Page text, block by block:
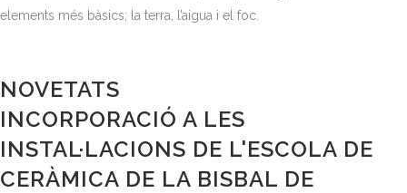
elements més bàsics; la terra, l’aigua i el foc.
NOVETATS
INCORPORACIÓ A LES
INSTAL·LACIONS DE L'ESCOLA DE
CERÀMICA DE LA BISBAL DE